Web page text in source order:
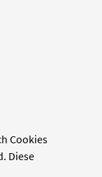
Cookies
Diese